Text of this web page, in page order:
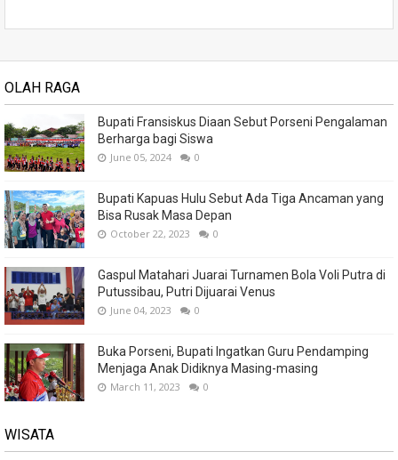
OLAH RAGA
Bupati Fransiskus Diaan Sebut Porseni Pengalaman
Berharga bagi Siswa
June 05, 2024 0
Bupati Kapuas Hulu Sebut Ada Tiga Ancaman yang
Bisa Rusak Masa Depan
October 22, 2023 0
Gaspul Matahari Juarai Turnamen Bola Voli Putra di
Putussibau, Putri Dijuarai Venus
June 04, 2023 0
Buka Porseni, Bupati Ingatkan Guru Pendamping
Menjaga Anak Didiknya Masing-masing
March 11, 2023 0
WISATA